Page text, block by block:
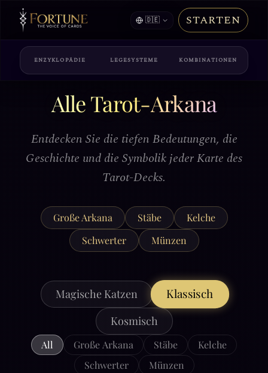
🇩🇪 STARTEN
ENZYKLOPÄDIE LEGESYSTEME KOMBINATIONEN
Alle Tarot-Arkana
Entdecken Sie die tiefen Bedeutungen, die
Geschichte und die Symbolik jeder Karte des
Tarot-Decks.
Große Arkana Stäbe
Kelche
Schwerter
Münzen
Magische Katzen Klassisch
Kosmisch
All Große Arkana Stäbe
Kelche
Schwerter
Münzen